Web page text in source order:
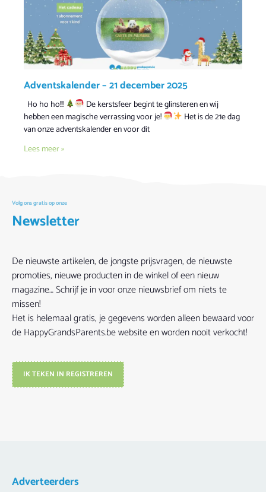
Adventskalender – 21 december 2025
Ho ho ho!!!
De kerstsfeer begint te glinsteren en wij
hebben een magische verrassing voor je!
Het is de 21e dag
van onze adventskalender en voor dit
Lees meer »
Volg ons gratis op onze
Newsletter
De nieuwste artikelen, de jongste prijsvragen, de nieuwste
promoties, nieuwe producten in de winkel of een nieuw
magazine… Schrijf je in voor onze nieuwsbrief om niets te
missen!
Het is helemaal gratis, je gegevens worden alleen bewaard voor
de HappyGrandsParents.be website en worden nooit verkocht!
IK TEKEN IN REGISTREREN
Adverteerders